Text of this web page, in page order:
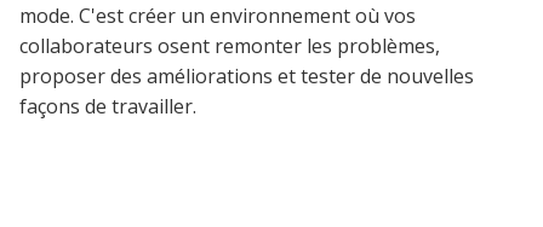
mode. C'est créer un environnement où vos
collaborateurs osent remonter les problèmes,
proposer des améliorations et tester de nouvelles
façons de travailler.